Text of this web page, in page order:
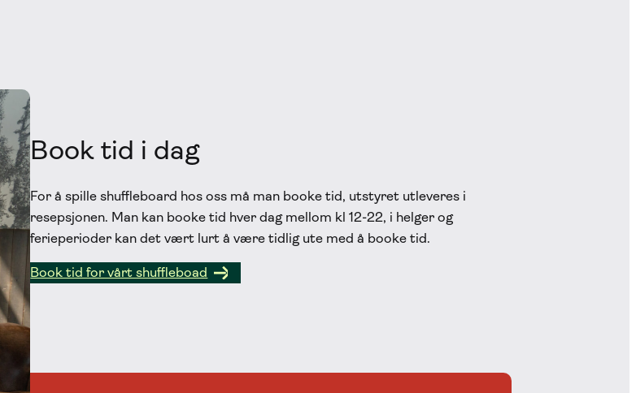
Book tid i dag
For å spille shuffleboard hos oss må man booke tid, utstyret utleveres i
resepsjonen. Man kan booke tid hver dag mellom kl 12-22, i helger og
ferieperioder kan det vært lurt å være tidlig ute med å booke tid.
Book tid for vårt shuffleboad